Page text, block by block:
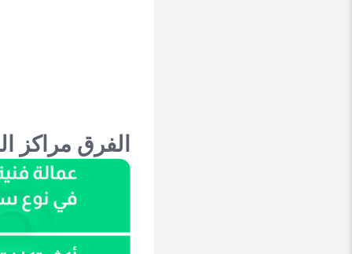
الفرق مراكز